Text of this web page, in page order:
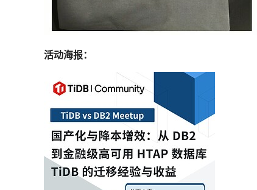
活动海报：